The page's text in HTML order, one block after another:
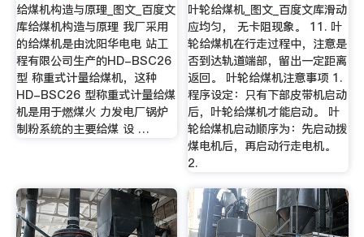
给煤机构造与原理_图文_百度文
库给煤机构造与原理 我厂采用
的给煤机是由沈阳华电电 站工
程有限公司生产的HD-BSC26
型 称重式计量给煤机，这种
HD-BSC26 型称重式计量给煤
机是用于燃煤火 力发电厂锅炉
制粉系统的主要给煤 设 …
叶轮给煤机_图文_百度文库滑动
应均匀， 无卡阻现象。 11. 叶
轮给煤机在行走过程中，注意是
否到达轨道端部，留出一定距离
返回。 叶轮给煤机注意事项 1.
程序设定：只有下部皮带机启动
后，叶轮给煤机才能启动。 叶
轮给煤机启动顺序为：先启动拨
煤电机后，再启动行走电机。
2.